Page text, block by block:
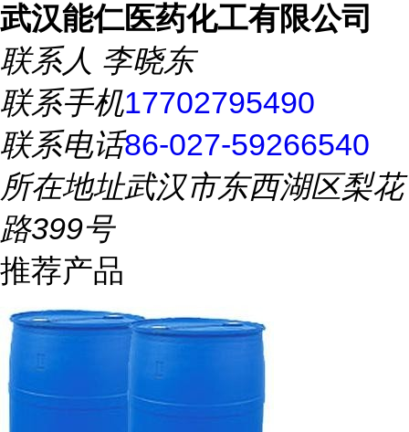
武汉能仁医药化工有限公司
联系人 李晓东
联系手机17702795490
联系电话86-027-59266540
所在地址武汉市东西湖区梨花
路399号
推荐产品